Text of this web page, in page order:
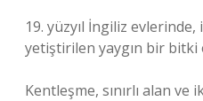
19. yüzyıl İngiliz evlerinde,
yetiştirilen yaygın bir bitki
Kentleşme, sınırlı alan